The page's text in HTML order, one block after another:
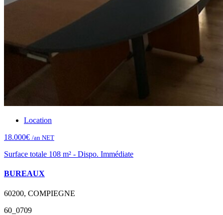
Location
18.000€ /an NET
Surface totale 108 m² - Dispo. Immédiate
BUREAUX
60200, COMPIEGNE
60_0709